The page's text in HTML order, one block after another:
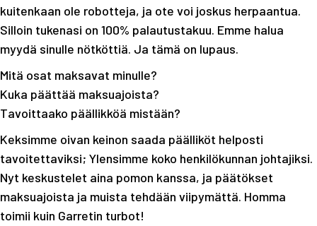
kuitenkaan ole robotteja, ja ote voi joskus herpaantua.
Silloin tukenasi on 100% palautustakuu. Emme halua
myydä sinulle nötköttiä. Ja tämä on lupaus.
Mitä osat maksavat minulle?
Kuka päättää maksuajoista?
Tavoittaako päällikköä mistään?
Keksimme oivan keinon saada päälliköt helposti
tavoitettaviksi; Ylensimme koko henkilökunnan johtajiksi.
Nyt keskustelet aina pomon kanssa, ja päätökset
maksuajoista ja muista tehdään viipymättä. Homma
toimii kuin Garretin turbot!